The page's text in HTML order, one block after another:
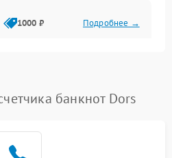
1000 ₽ Подробнее →
банкнот Dors